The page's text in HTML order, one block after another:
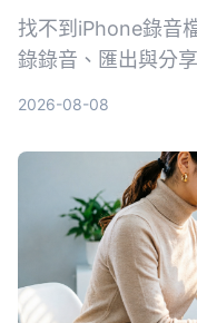
找不到iPhone錄音
錄錄音、匯出與分
2026-08-08